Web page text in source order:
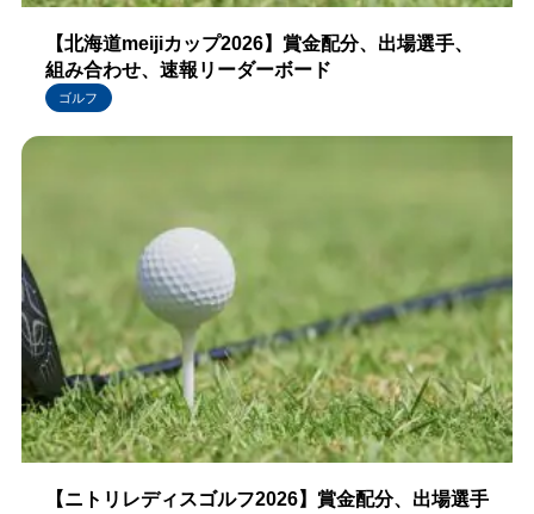
【北海道meijiカップ2026】賞金配分、出場選手、
組み合わせ、速報リーダーボード
ゴルフ
【ニトリレディスゴルフ2026】賞金配分、出場選手